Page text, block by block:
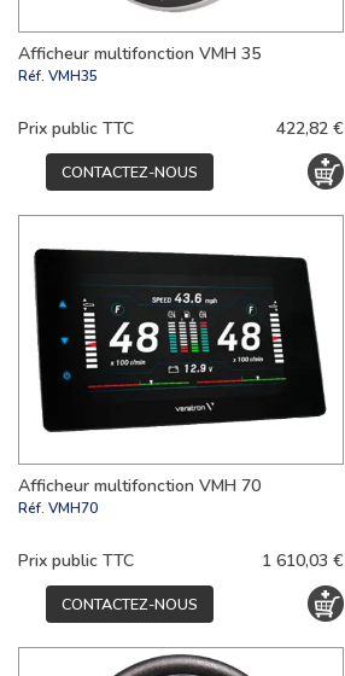
Afficheur multifonction VMH 35
Réf. VMH35
Prix public TTC 422,82 €
CONTACTEZ-NOUS
Afficheur multifonction VMH 70
Réf. VMH70
Prix public TTC 1 610,03 €
CONTACTEZ-NOUS